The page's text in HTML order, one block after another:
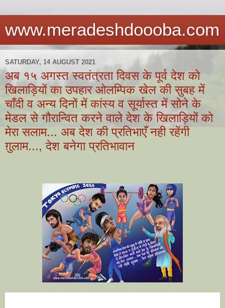
www.meradeshdoooba.com
SATURDAY, 14 AUGUST 2021
अब १५ अगस्त स्वतंत्रता दिवस के पूर्व देश को
खिलाड़ियों का उपहार ओलम्पिक खेल की सुबह में
चाँदी व अन्य दिनों में कांस्य व सूर्यास्त में सोने के
मेडल से गौरान्वित करने वाले देश के खिलाड़ियों को
मेरा सलाम... अब देश की प्रतिभाएँ नही रहेंगी
ग़ुलाम..., देश बनेगा प्रतिभावान